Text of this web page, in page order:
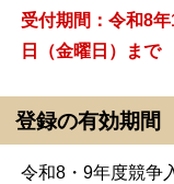
受付期間：令和8
日（金曜日）まで
登録の有効期間
令和8・9年度競争